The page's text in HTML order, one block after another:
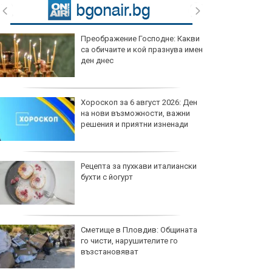
Преображение Господне: Какви
са обичаите и кой празнува имен
ден днес
Хороскоп за 6 август 2026: Ден
на нови възможности, важни
решения и приятни изненади
Рецепта за пухкави италиански
бухти с йогурт
Сметище в Пловдив: Общината
го чисти, нарушителите го
възстановяват